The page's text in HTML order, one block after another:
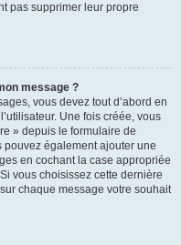
pas supprimer leur propre
message ?
vous devez tout d’abord en
Une fois créée, vous
» depuis le formulaire de
pouvez également ajouter une
en cochant la case appropriée
vous choisissez cette dernière
chaque message votre souhait